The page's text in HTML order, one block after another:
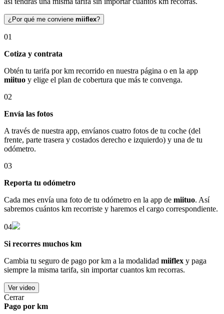
¿Por qué me conviene miiflex?
01
Cotiza y contrata
Obtén tu tarifa por km recorrido en nuestra página o en la app
miituo y elige el plan de cobertura que más te convenga.
02
Envía las fotos
A través de nuestra app, envíanos cuatro fotos de tu coche (del
frente, parte trasera y costados derecho e izquierdo) y una de tu
odómetro.
03
Reporta tu odómetro
Cada mes envía una foto de tu odómetro en la app de miituo. Así
sabremos cuántos km recorriste y haremos el cargo correspondiente.
04
Si recorres muchos km
Cambia tu seguro de pago por km a la modalidad miiflex y paga
siempre la misma tarifa, sin importar cuantos km recorras.
Ver video
Cerrar
Pago por km